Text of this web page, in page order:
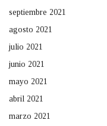
septiembre 2021
agosto 2021
julio 2021
junio 2021
mayo 2021
abril 2021
marzo 2021